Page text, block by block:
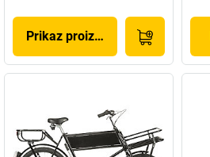
Prikaz proizvoda